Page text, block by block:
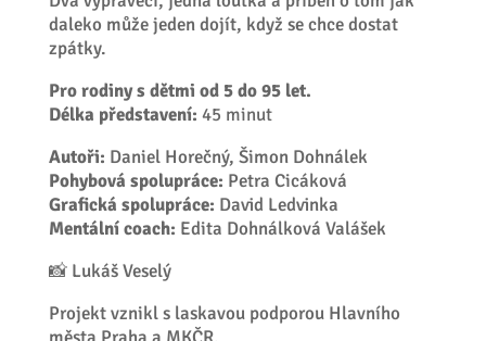
daleko může jeden dojít, když se chce dostat
zpátky.
Pro rodiny s dětmi od 5 do 95 let.
Délka představení: 45 minut
Autoři: Daniel Horečný, Šimon Dohnálek
Pohybová spolupráce: Petra Cicáková
Grafická spolupráce: David Ledvinka
Mentální coach: Edita Dohnálková Valášek
📸 Lukáš Veselý
Projekt vznikl s laskavou podporou Hlavního